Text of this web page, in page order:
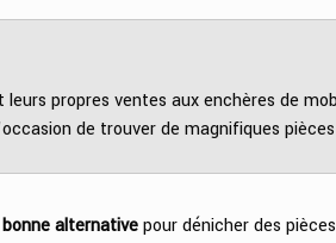
propres ventes aux enchères de
de trouver de magnifiques
alternativepour dénicher des